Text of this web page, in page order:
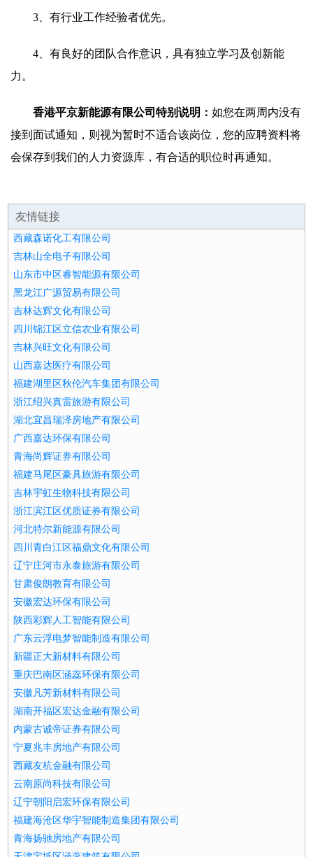
3、有行业工作经验者优先。
4、有良好的团队合作意识，具有独立学习及创新能
力。
香港平京新能源有限公司特别说明： 如您在两周内没有
接到面试通知，则视为暂时不适合该岗位，您的应聘资料将
会保存到我们的人力资源库，有合适的职位时再通知。
友情链接
西藏森诺化工有限公司
吉林山全电子有限公司
山东市中区睿智能源有限公司
黑龙江广源贸易有限公司
吉林达辉文化有限公司
四川锦江区立信农业有限公司
吉林兴旺文化有限公司
山西嘉达医疗有限公司
福建湖里区秋伦汽车集团有限公司
浙江绍兴真雷旅游有限公司
湖北宜昌瑞泽房地产有限公司
广西嘉达环保有限公司
青海尚辉证券有限公司
福建马尾区豪具旅游有限公司
吉林宇虹生物科技有限公司
浙江滨江区优质证券有限公司
河北特尔新能源有限公司
四川青白江区福鼎文化有限公司
辽宁庄河市永泰旅游有限公司
甘肃俊朗教育有限公司
安徽宏达环保有限公司
陕西彩辉人工智能有限公司
广东云浮电梦智能制造有限公司
新疆正大新材料有限公司
重庆巴南区涵蕊环保有限公司
安徽凡芳新材料有限公司
湖南开福区宏达金融有限公司
内蒙古诚帝证券有限公司
宁夏兆丰房地产有限公司
西藏友杭金融有限公司
云南原尚科技有限公司
辽宁朝阳启宏环保有限公司
福建海沧区华宇智能制造集团有限公司
青海扬驰房地产有限公司